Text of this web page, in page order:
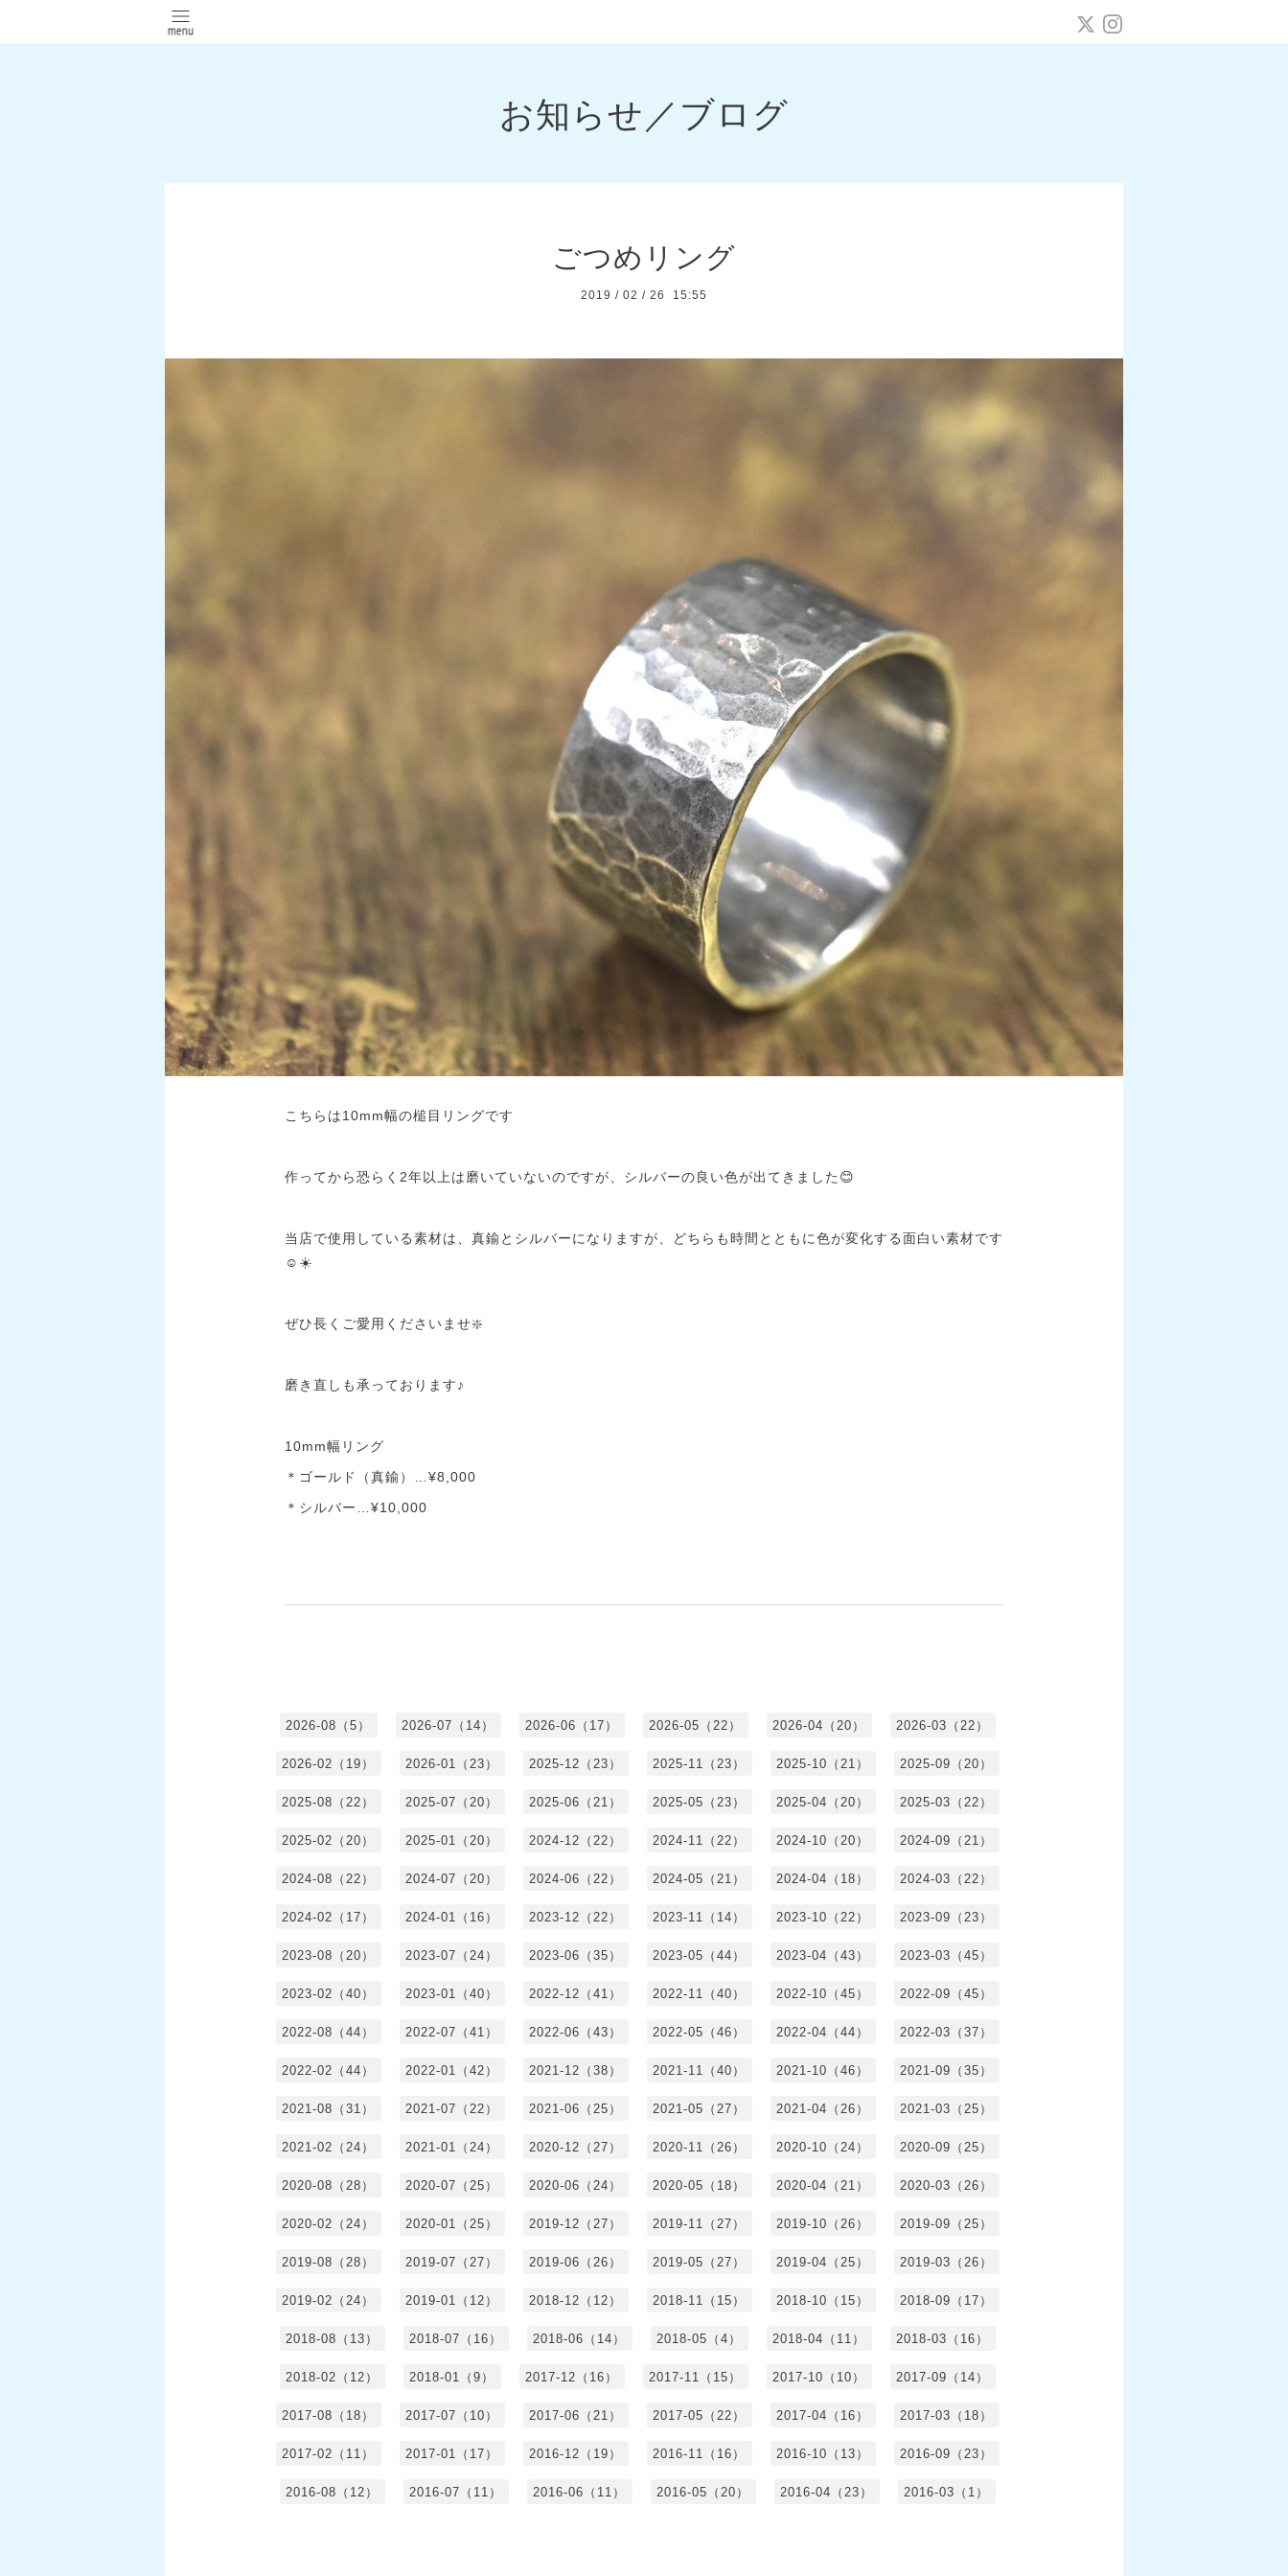
お知らせ／ブログ
ごつめリング
2019 / 02 / 26 15:55
こちらは10mm幅の槌目リングです
作ってから恐らく2年以上は磨いていないのですが、シルバーの良い色が出てきました😊
当店で使用している素材は、真鍮とシルバーになりますが、どちらも時間とともに色が変化する面白い素材です
☺️☀️
ぜひ長くご愛用くださいませ❇️
磨き直しも承っております♪
10mm幅リング
＊ゴールド（真鍮）…¥8,000
＊シルバー…¥10,000
2026-08（5） 2026-07（14） 2026-06（17） 2026-05（22） 2026-04（20） 2026-03（22）
2026-02（19） 2026-01（23） 2025-12（23） 2025-11（23） 2025-10（21） 2025-09（20）
2025-08（22） 2025-07（20） 2025-06（21） 2025-05（23） 2025-04（20） 2025-03（22）
2025-02（20） 2025-01（20） 2024-12（22） 2024-11（22） 2024-10（20） 2024-09（21）
2024-08（22） 2024-07（20） 2024-06（22） 2024-05（21） 2024-04（18） 2024-03（22）
2024-02（17） 2024-01（16） 2023-12（22） 2023-11（14） 2023-10（22） 2023-09（23）
2023-08（20） 2023-07（24） 2023-06（35） 2023-05（44） 2023-04（43） 2023-03（45）
2023-02（40） 2023-01（40） 2022-12（41） 2022-11（40） 2022-10（45） 2022-09（45）
2022-08（44） 2022-07（41） 2022-06（43） 2022-05（46） 2022-04（44） 2022-03（37）
2022-02（44） 2022-01（42） 2021-12（38） 2021-11（40） 2021-10（46） 2021-09（35）
2021-08（31） 2021-07（22） 2021-06（25） 2021-05（27） 2021-04（26） 2021-03（25）
2021-02（24） 2021-01（24） 2020-12（27） 2020-11（26） 2020-10（24） 2020-09（25）
2020-08（28） 2020-07（25） 2020-06（24） 2020-05（18） 2020-04（21） 2020-03（26）
2020-02（24） 2020-01（25） 2019-12（27） 2019-11（27） 2019-10（26） 2019-09（25）
2019-08（28） 2019-07（27） 2019-06（26） 2019-05（27） 2019-04（25） 2019-03（26）
2019-02（24） 2019-01（12） 2018-12（12） 2018-11（15） 2018-10（15） 2018-09（17）
2018-08（13） 2018-07（16） 2018-06（14） 2018-05（4） 2018-04（11） 2018-03（16）
2018-02（12） 2018-01（9） 2017-12（16） 2017-11（15） 2017-10（10） 2017-09（14）
2017-08（18） 2017-07（10） 2017-06（21） 2017-05（22） 2017-04（16） 2017-03（18）
2017-02（11） 2017-01（17） 2016-12（19） 2016-11（16） 2016-10（13） 2016-09（23）
2016-08（12） 2016-07（11） 2016-06（11） 2016-05（20） 2016-04（23） 2016-03（1）